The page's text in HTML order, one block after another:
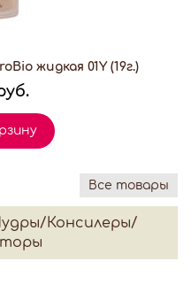
жидкая 01Y (19г.)
Все товары
Консилеры/